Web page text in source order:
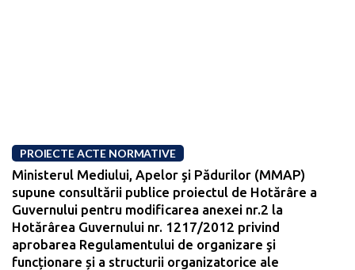
PROIECTE ACTE NORMATIVE
Ministerul Mediului, Apelor şi Pădurilor (MMAP)
supune consultării publice proiectul de Hotărâre a
Guvernului pentru modificarea anexei nr.2 la
Hotărârea Guvernului nr. 1217/2012 privind
aprobarea Regulamentului de organizare şi
funcționare și a structurii organizatorice ale